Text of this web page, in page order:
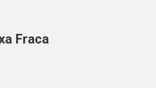
Fraca